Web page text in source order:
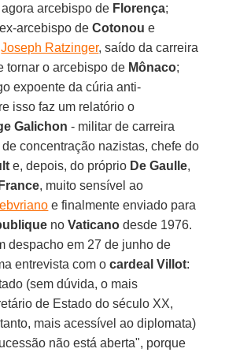
agora arcebispo de Florença;
arcebispo deCotonou e
Joseph Ratzinger, saído da carreira
tornar o arcebispo de Mônaco;
expoente da cúria anti-
isso faz um relatório o
Galichon - militar de carreira
concentração nazistas, chefe do
e, depois, do próprio De Gaulle,
, muito sensível ao
e finalmente enviado para
noVaticano desde 1976.
despacho em 27 de junho de
entrevista com ocardeal Villot:
(sem dúvida, o mais
de Estado do século XX,
mais acessível ao diplomata)
não está aberta", porque